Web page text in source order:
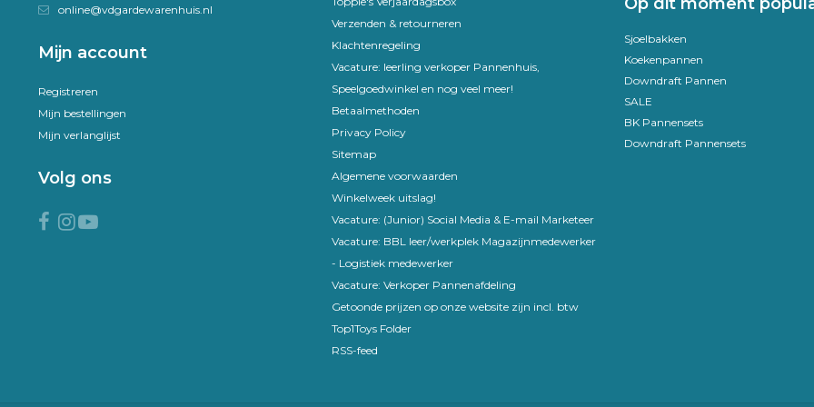
online@vdgardewarenhuis.nl
Mijn account
Registreren
Mijn bestellingen
Mijn verlanglijst
Volg ons
Verzenden & retourneren
Klachtenregeling
Vacature: leerling verkoper Pannenhuis,
Speelgoedwinkel en nog veel meer!
Betaalmethoden
Privacy Policy
Sitemap
Algemene voorwaarden
Winkelweek uitslag!
Vacature: (Junior) Social Media & E-mail Marketeer
Vacature: BBL leer/werkplek Magazijnmedewerker
- Logistiek medewerker
Vacature: Verkoper Pannenafdeling
Getoonde prijzen op onze website zijn incl. btw
Top1Toys Folder
RSS-feed
Sjoelbakken
Koekenpannen
Downdraft Pannen
SALE
BK Pannensets
Downdraft Pannensets